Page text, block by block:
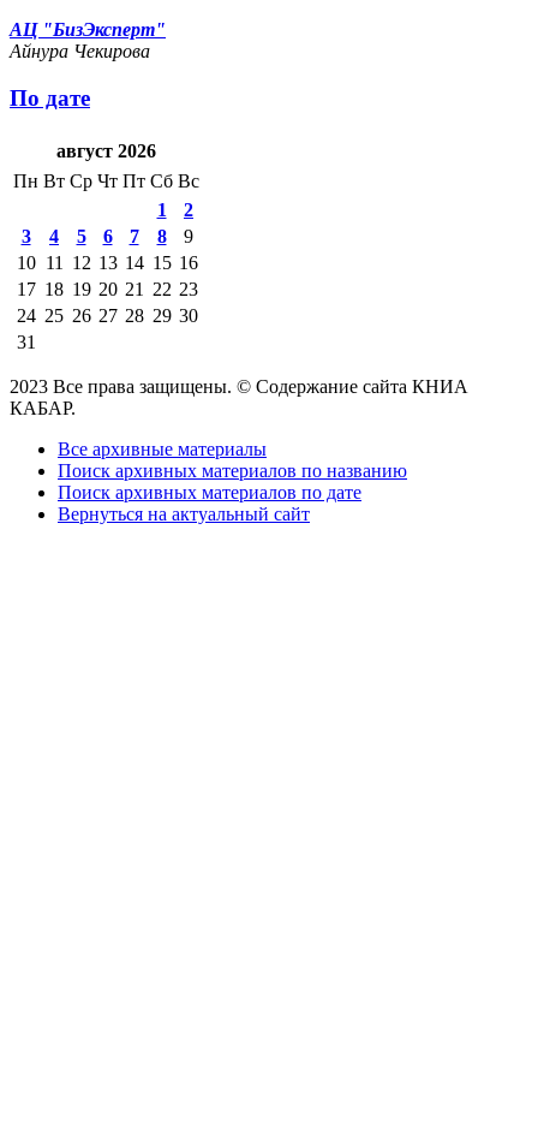
АЦ "БизЭксперт"
Айнура Чекирова
По дате
август 2026
Пн Вт Ср Чт Пт Сб Вс
1
2
3
4 5 6 7 8
9
10 11 12 13 14 15 16
17 18 19 20 21 22 23
24 25 26 27 28 29 30
31
2023 Все права защищены. © Содержание сайта КНИА
КАБАР.
Все архивные материалы
Поиск архивных материалов по названию
Поиск архивных материалов по дате
Вернуться на актуальный сайт